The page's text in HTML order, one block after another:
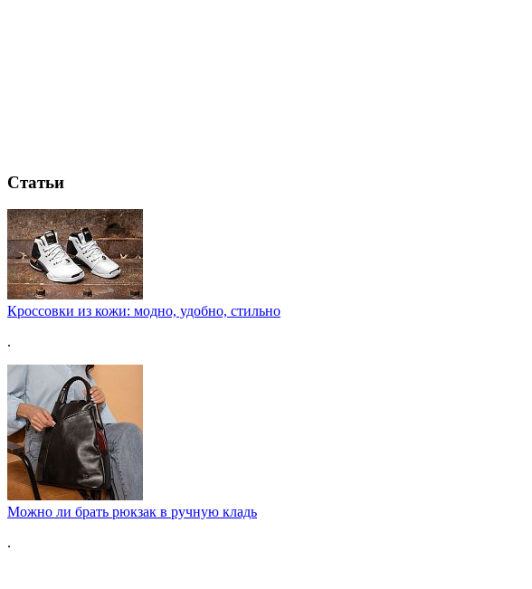
Статьи
Кроссовки из кожи: модно, удобно, стильно
.
Можно ли брать рюкзак в ручную кладь
.